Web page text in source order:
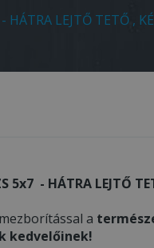
HÁTRA LEJTŐ TETŐ ,
5x7 - HÁTRA LEJTŐ
a
kedvelőinek!